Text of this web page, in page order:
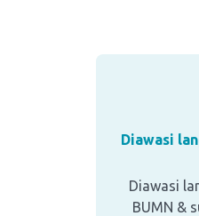
Diawasi
Diawasi
BUMN &